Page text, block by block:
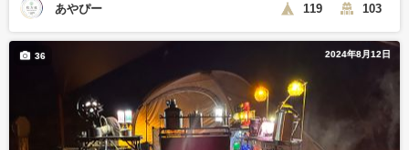
あやぴー 119 103
2024年8月12日
36